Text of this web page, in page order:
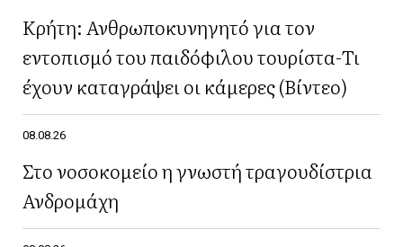
Κρήτη: Ανθρωποκυνηγητό για τον
εντοπισμό του παιδόφιλου τουρίστα-Τι
έχουν καταγράψει οι κάμερες (Βίντεο)
08.08.26
Στο νοσοκομείο η γνωστή τραγουδίστρια
Ανδρομάχη